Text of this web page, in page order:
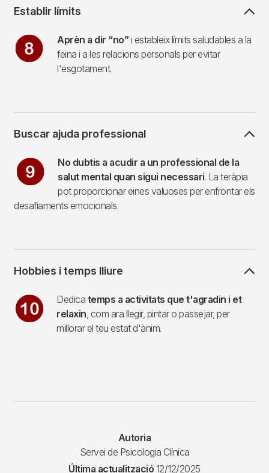
Establir límits
Imagen Aprèn a dir “no” i estableix límits saludables a la
feina i a les relacions personals per evitar
l'esgotament.
Buscar ajuda professional
Imagen
No dubtis a acudir a un professional de la
salut mental quan sigui necessari. La teràpia
pot proporcionar eines valuoses per enfrontar els
desafiaments emocionals.
Hobbies i temps lliure
Imagen Dedica temps a activitats que t'agradin i et
relaxin , com ara llegir, pintar o passejar, per
millorar el teu estat d'ànim.
Autoria
Servei de Psicologia Clínica
Última actualització 12/12/2025